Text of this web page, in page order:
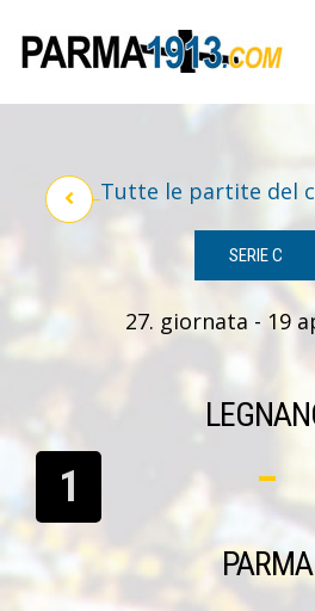
Tutte le partite del
SERIE C
27. giornata - 19
1
PARMA